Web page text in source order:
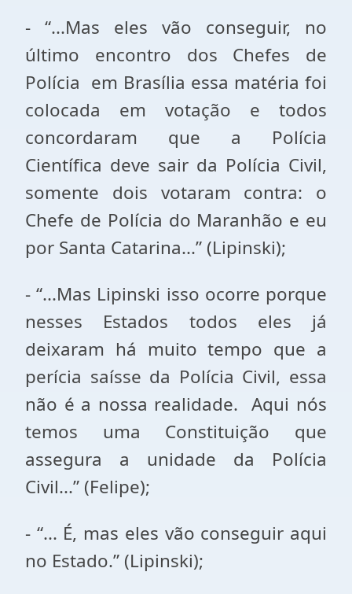
- “...Mas eles vão conseguir, no
último encontro dos Chefes de
Polícia em Brasília essa matéria foi
colocada em votação e todos
concordaram que a Polícia
Científica deve sair da Polícia Civil,
somente dois votaram contra: o
Chefe de Polícia do Maranhão e eu
por Santa Catarina...” (Lipinski);
- “...Mas Lipinski isso ocorre porque
nesses Estados todos eles já
deixaram há muito tempo que a
perícia saísse da Polícia Civil, essa
não é a nossa realidade. Aqui nós
temos uma Constituição que
assegura a unidade da Polícia
Civil...” (Felipe);
- “... É, mas eles vão conseguir aqui
no Estado.” (Lipinski);